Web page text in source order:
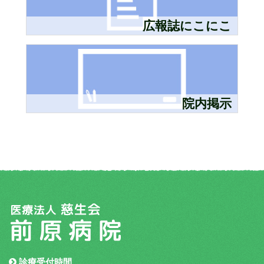
広報誌にこにこ
院内掲示
診療受付時間